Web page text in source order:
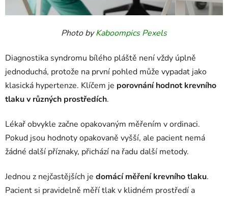
Photo byKaboompics Pexels
Diagnostika syndromu bílého pláště není vždy úplně
jednoduchá, protože na první pohled může vypadat jako
klasická hypertenze. Klíčem je porovnání hodnot krevního
tlaku v různých prostředích.
Lékař obvykle začne opakovaným měřením v ordinaci.
Pokud jsou hodnoty opakovaně vyšší, ale pacient nemá
žádné další příznaky, přichází na řadu další metody.
Jednou z nejčastějších je domácí měření krevního tlaku.
Pacient si pravidelně měří tlak v klidném prostředí a